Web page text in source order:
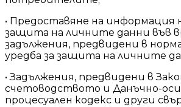
• Предоставяне на информация
защита на личните данни във
задължения, предвидени в
уредба за защита на личните
• Задължения, предвидени в
счетоводството и Данъчно-
процесуален кодекс и други